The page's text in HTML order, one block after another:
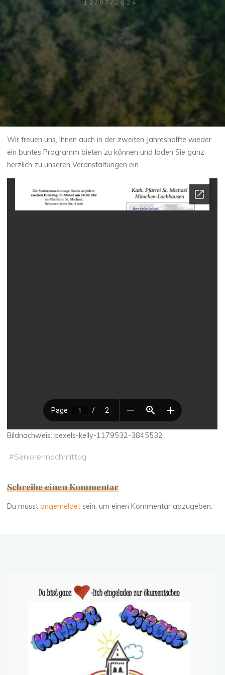
12/07/2024
Wir freuen uns, Ihnen auch in der zweiten Jahreshälfte wieder
ein buntes Programm bieten zu können und laden Sie ganz
herzlich zu unseren Veranstaltungen ein.
Bildnachweis: pexels-kelly-1179532-3845532
#Seniorennachmittag
Schreibe einen Kommentar
Du musstangemeldet sein, um einen Kommentar abzugeben.